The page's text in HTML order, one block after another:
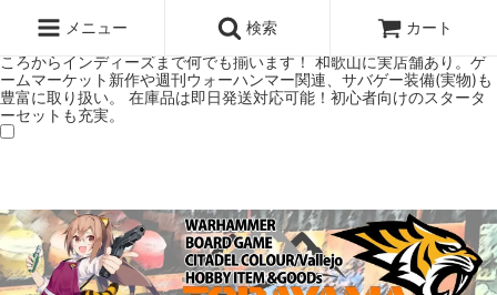
ミアムショップTORAYAMA。通販・オンラインショップです！ ウォー
ハンマーとボードゲームのことなら当店へ！ボードゲームもメジャーど
ころからインディーズまで何でも揃います！ 和歌山に実店舗あり。ゲ
ームマーケット新作や週刊ウォーハンマー関連、サバゲー装備(実物)も
豊富に取り扱い。 在庫品は即日発送対応可能！初心者向けのスタータ
ーセットも充実。
メニュー 検索 カート